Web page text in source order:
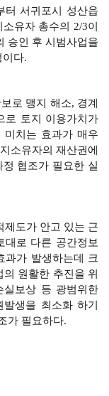
터 서귀포시 성산읍
유자 총수의 2/3이
승인 후 시범사업을
이다.
로 맹지 해소, 경계
로 토지 이용가치가
미치는 효과가 매우
소유자의 재산권에
협조가 필요한 실
제도가 안고 있는 근
대로 다른 공간정보
과가 발생하는데 크
원활한 추진을 위
실보상 등 광범위한
생을 최소화 하기
가 필요하다.